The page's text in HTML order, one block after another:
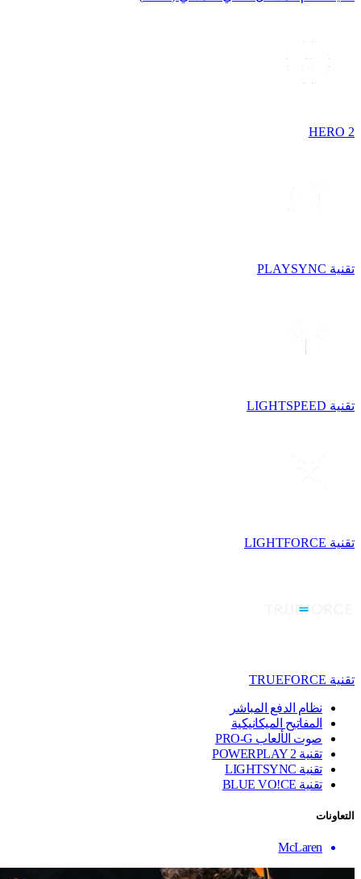
HERO 2
تقنية PLAYSYNC
تقنية LIGHTSPEED
تقنية LIGHTFORCE
تقنية TRUEFORCE
نظام الدفع المباشر
المفاتيح الميكانيكية
صوت الألعاب PRO-G
تقنية ‏POWERPLAY 2
تقنية LIGHTSYNC
تقنية BLUE VO!CE
التعاونات
McLaren